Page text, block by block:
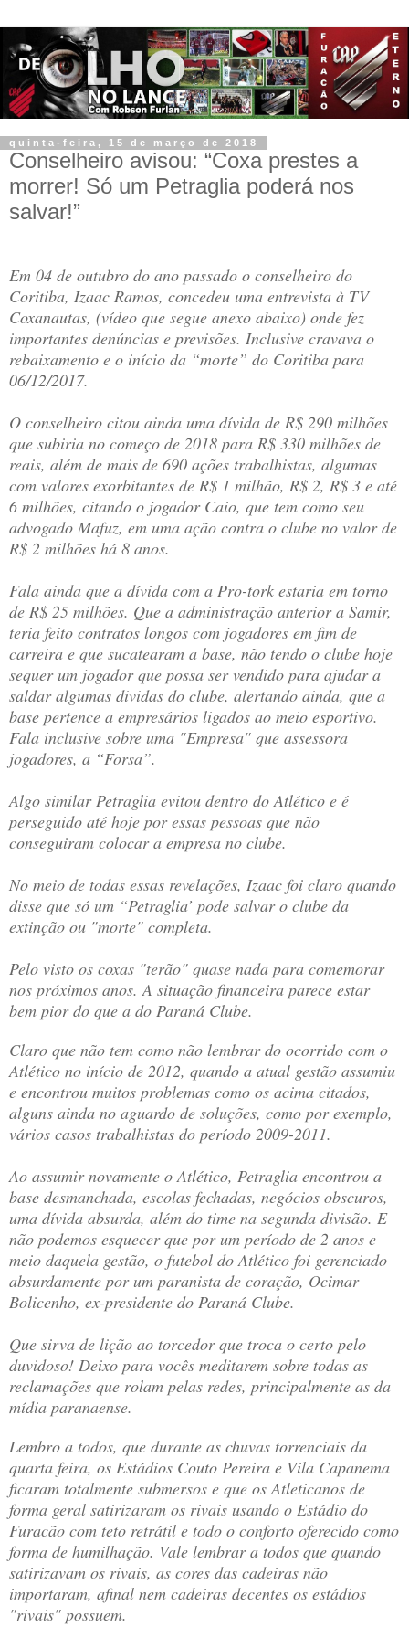
quinta-feira, 15 de março de 2018
Conselheiro avisou: “Coxa prestes a
morrer! Só um Petraglia poderá nos
salvar!”
Em 04 de outubro do ano passado o conselheiro do
Coritiba, Izaac Ramos, concedeu uma entrevista à TV
Coxanautas, (vídeo que segue anexo abaixo) onde fez
importantes denúncias e previsões. Inclusive cravava o
rebaixamento e o início da “morte” do Coritiba para
06/12/2017.
O conselheiro citou ainda uma dívida de R$ 290 milhões
que subiria no começo de 2018 para R$ 330 milhões de
reais, além de mais de 690 ações trabalhistas, algumas
com valores exorbitantes de R$ 1 milhão, R$ 2, R$ 3 e até
6 milhões, citando o jogador Caio, que tem como seu
advogado Mafuz, em uma ação contra o clube no valor de
R$ 2 milhões há 8 anos.
Fala ainda que a dívida com a Pro-tork estaria em torno
de R$ 25 milhões. Que a administração anterior a Samir,
teria feito contratos longos com jogadores em fim de
carreira e que sucatearam a base, não tendo o clube hoje
sequer um jogador que possa ser vendido para ajudar a
saldar algumas dividas do clube, alertando ainda, que a
base pertence a empresários ligados ao meio esportivo.
Fala inclusive sobre uma "Empresa" que assessora
jogadores, a “Forsa”.
Algo similar Petraglia evitou dentro do Atlético e é
perseguido até hoje por essas pessoas que não
conseguiram colocar a empresa no clube.
No meio de todas essas revelações, Izaac foi claro quando
disse que só um “Petraglia’ pode salvar o clube da
extinção ou "morte" completa.
Pelo visto os coxas "terão" quase nada para comemorar
nos próximos anos. A situação financeira parece estar
bem pior do que a do Paraná Clube.
Claro que não tem como não lembrar do ocorrido com o
Atlético no início de 2012, quando a atual gestão assumiu
e encontrou muitos problemas como os acima citados,
alguns ainda no aguardo de soluções, como por exemplo,
vários casos trabalhistas do período 2009-2011.
Ao assumir novamente o Atlético, Petraglia encontrou a
base desmanchada, escolas fechadas, negócios obscuros,
uma dívida absurda, além do time na segunda divisão. E
não podemos esquecer que por um período de 2 anos e
meio daquela gestão, o futebol do Atlético foi gerenciado
absurdamente por um paranista de coração, Ocimar
Bolicenho, ex-presidente do Paraná Clube.
Que sirva de lição ao torcedor que troca o certo pelo
duvidoso! Deixo para vocês meditarem sobre todas as
reclamações que rolam pelas redes, principalmente as da
mídia paranaense.
Lembro a todos, que durante as chuvas torrenciais da
quarta feira, os Estádios Couto Pereira e Vila Capanema
ficaram totalmente submersos e que os Atleticanos de
forma geral satirizaram os rivais usando o Estádio do
Furacão com teto retrátil e todo o conforto oferecido como
forma de humilhação. Vale lembrar a todos que quando
satirizavam os rivais, as cores das cadeiras não
importaram, afinal nem cadeiras decentes os estádios
"rivais" possuem.